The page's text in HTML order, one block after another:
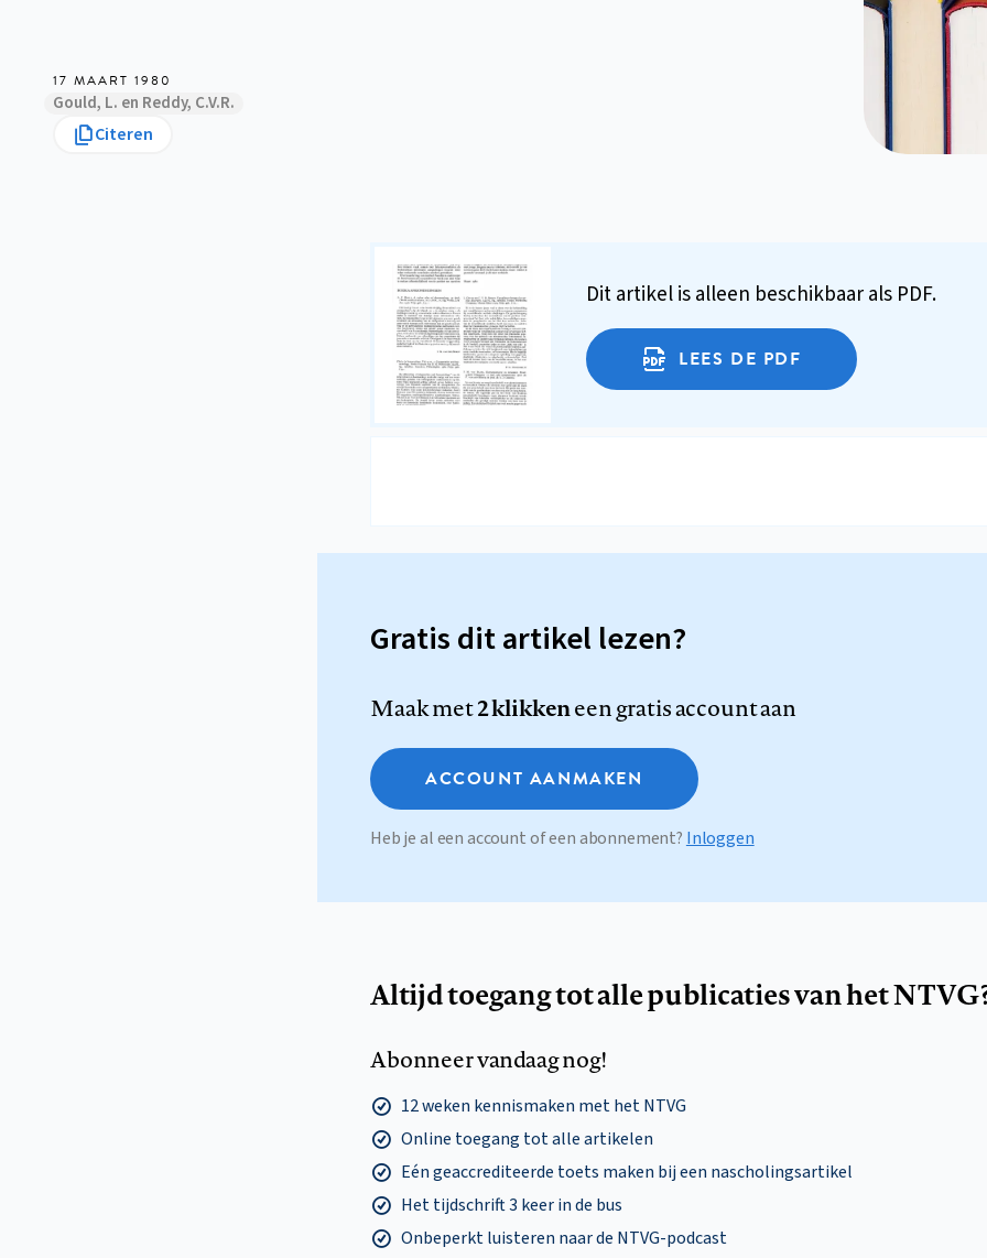
17 MAART 1980
Gould, L. en Reddy, C.V.R.
Citeren
Dit artikel is alleen beschikbaar als PDF.
LEES DE PDF
Gratis dit artikel lezen?
Maak met2 klikkeneen gratis account aan
ACCOUNT AANMAKEN
Heb je al een account of een abonnement? Inloggen
Altijd toegang tot alle publicaties van het
Abonneer vandaag nog!
12 weken kennismaken met het NTVG
Online toegang tot alle artikelen
Eén geaccrediteerde toets maken bij een nascholingsartikel
Het tijdschrift 3 keer in de bus
Onbeperkt luisteren naar de NTVG-podcast